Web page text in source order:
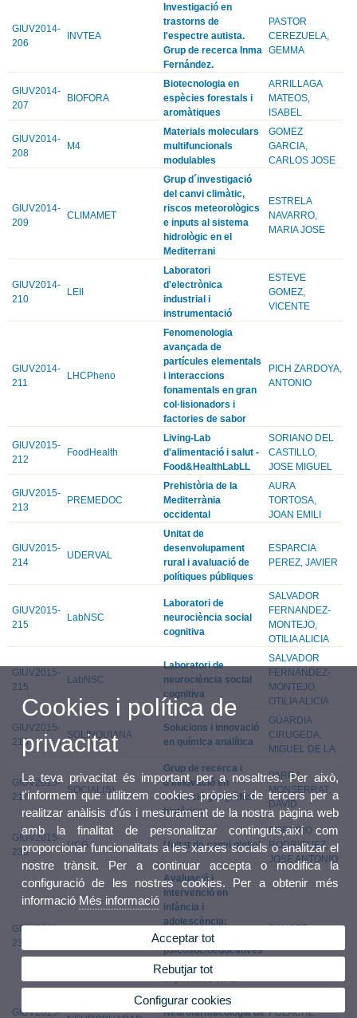
GIUV2014-
206
INVTEA
Investigació en
trastorns de
l'espectre autista.
Grup de recerca Inma
Fernández.
PASTOR
CEREZUELA,
GEMMA
GIUV2014-
207
BIOFORA
Biotecnologia en
espècies forestals i
aromàtiques
ARRILLAGA
MATEOS,
ISABEL
GIUV2014-
208
M4
Materials moleculars
multifuncionals
modulables
GOMEZ
GARCIA,
CARLOS JOSE
GIUV2014-
209
CLIMAMET
Grup d´investigació
del canvi climàtic,
riscos meteorològics
e inputs al sistema
hidrològic en el
Mediterrani
ESTRELA
NAVARRO,
MARIA JOSE
GIUV2014-
210
LEII
Laboratori
d'electrònica
industrial i
instrumentació
ESTEVE
GOMEZ,
VICENTE
GIUV2014-
211
LHCPheno
Fenomenologia
avançada de
partícules elementals
i interaccions
fonamentals en gran
col·lisionadors i
factories de sabor
PICH ZARDOYA,
ANTONIO
GIUV2015-
212
FoodHealth
Living-Lab
d'alimentació i salut -
Food&HealthLabLL
SORIANO DEL
CASTILLO,
JOSE MIGUEL
GIUV2015-
213
PREMEDOC
Prehistòria de la
Mediterrània
occidental
AURA
TORTOSA,
JOAN EMILI
GIUV2015-
214
UDERVAL
Unitat de
desenvolupament
rural i avaluació de
polítiques públiques
ESPARCIA
PEREZ, JAVIER
GIUV2015-
215
LabNSC
Laboratori de
neurociència social
cognitiva
SALVADOR
FERNANDEZ-
MONTEJO,
OTILIA ALICIA
GIUV2015-
215
LabNSC
Laboratori de
neurociència social
cognitiva
SALVADOR
FERNANDEZ-
MONTEJO,
OTILIA ALICIA
GIUV2015-
216
SOLINQUIANA
Solucions i innovació
en química analítica
GUARDIA
CIRUGEDA,
MIGUEL DE LA
GIUV2015-
217
SOCIAL(S)
Grup de recerca i
d'innovació en
educació geogràfica i
històrica
PARRA
MONSERRAT,
DAVID
GIUV2015-
235
UCG Unitat de canvi global
SOBRINO
RODRIGUEZ,
JOSE ANTONIO
GIUV2015-
236
Avaluació i
intervenció en
infància i
adolescència:
Variables
psicosocioeducatives
i emocionals
implicades en la
SAMPER
GIUV2015- Neurofarmacologia de POLACHE
Cookies i política de
privacitat
La teva privacitat és important per a nosaltres. Per això,
t'informem que utilitzem cookies pròpies i de tercers per a
realitzar anàlisis d'ús i mesurament de la nostra pàgina web
amb la finalitat de personalitzar continguts,així com
proporcionar funcionalitats a les xarxes socials o analitzar el
nostre trànsit. Per a continuar accepta o modifica la
configuració de les nostres cookies. Per a obtenir més
informació Més informació
Acceptar tot
Rebutjar tot
Configurar cookies